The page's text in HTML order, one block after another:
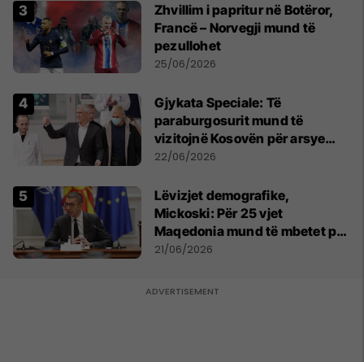
Zhvillim i papritur në Botëror,
Francë – Norvegji mund të
pezullohet
25/06/2026
​Gjykata Speciale: Të
paraburgosurit mund të
vizitojnë Kosovën për arsye
humanitare
22/06/2026
Lëvizjet demografike,
Mickoski: Për 25 vjet
Maqedonia mund të mbetet pa
150 mijë deri në 250 mijë
21/06/2026